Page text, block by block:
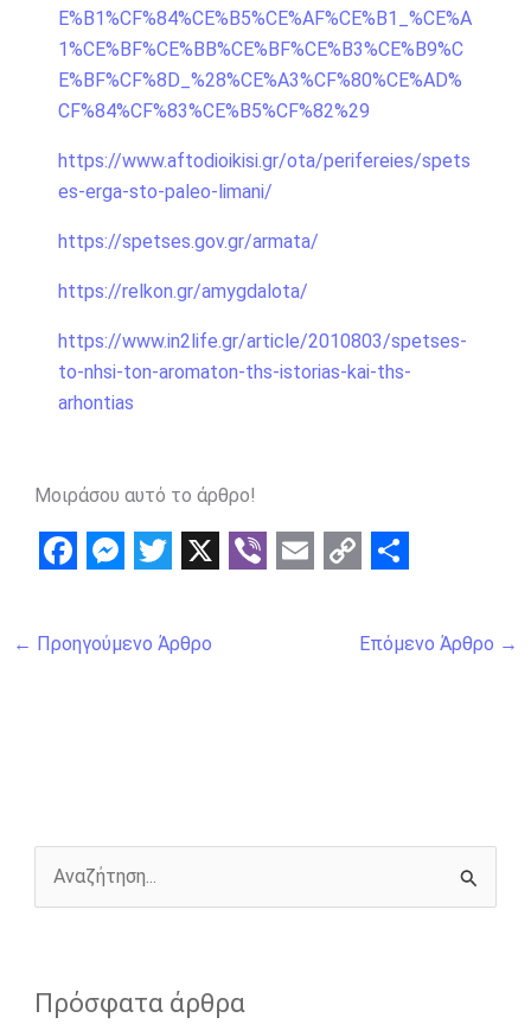
E%B1%CF%84%CE%B5%CE%AF%CE%B1_%CE%A
1%CE%BF%CE%BB%CE%BF%CE%B3%CE%B9%C
E%BF%CF%8D_%28%CE%A3%CF%80%CE%AD%
CF%84%CF%83%CE%B5%CF%82%29
https://www.aftodioikisi.gr/ota/perifereies/spets
es-erga-sto-paleo-limani/
https://spetses.gov.gr/armata/
https://relkon.gr/amygdalota/
https://www.in2life.gr/article/2010803/spetses-
to-nhsi-ton-aromaton-ths-istorias-kai-ths-
arhontias
Μοιράσου αυτό το άρθρο!
a
c
k
s
e
r
w
i
k
h
a
← Προηγούμενο Άρθρο Επόμενο Άρθρο →
ζ
Πρόσφατα άρθρα